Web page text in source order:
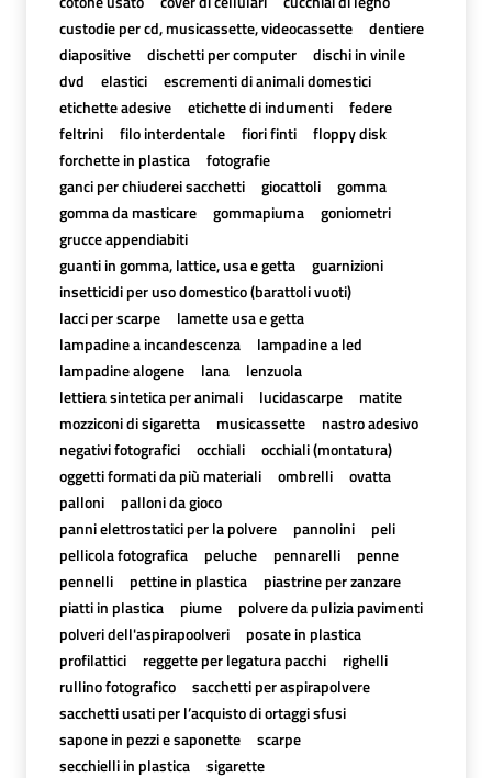
custodie per cd, musicassette, videocassette
dentiere
diapositive
dischetti per computer
dischi in vinile
dvd
elastici
escrementi di animali domestici
etichette adesive
etichette di indumenti
federe
feltrini
filo interdentale fiori finti
floppy disk
forchette in plastica
fotografie
ganci per chiuderei sacchetti
giocattoli
gomma
gomma da masticare
gommapiuma
goniometri
grucce appendiabiti
guanti in gomma, lattice, usa e getta
guarnizioni
insetticidi per uso domestico (barattoli vuoti)
lacci per scarpe
lamette usa e getta
lampadine a incandescenza
lampadine a led
lampadine alogene
lana
lenzuola
lettiera sintetica per animali
lucidascarpe
matite
mozziconi di sigaretta
musicassette
nastro adesivo
negativi fotografici
occhiali
occhiali (montatura)
oggetti formati da più materiali
ombrelli
ovatta
palloni
palloni da gioco
panni elettrostatici per la polvere
pannolini
peli
pellicola fotografica
peluche pennarelli
penne
pennelli
pettine in plastica
piastrine per zanzare
piatti in plastica
piume
polvere da pulizia pavimenti
polveri dell'aspirapoolveri
posate in plastica
profilattici
reggette per legatura pacchi
righelli
rullino fotografico
sacchetti per aspirapolvere
sacchetti usati per l’acquisto di ortaggi sfusi
sapone in pezzi e saponette
scarpe
secchielli in plastica
sigarette